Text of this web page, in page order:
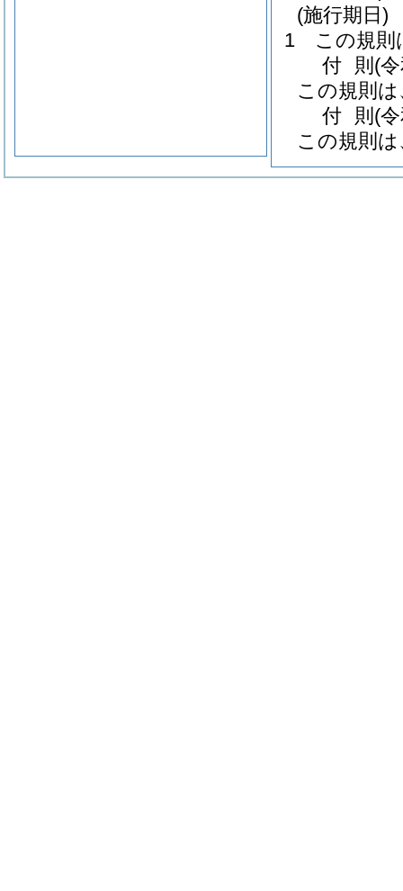
(施行期日)
1
この規則
付 則 (
この規則
付 則 (
この規則